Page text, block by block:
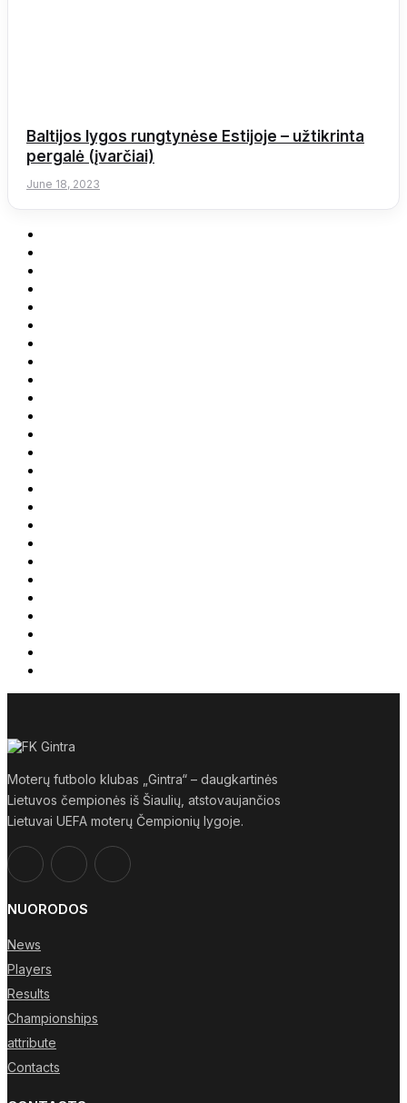
Baltijos lygos rungtynėse Estijoje – užtikrinta
pergalė (įvarčiai)
June 18, 2023
Moterų futbolo klubas „Gintra“ – daugkartinės
Lietuvos čempionės iš Šiaulių, atstovaujančios
Lietuvai UEFA moterų Čempionių lygoje.
NUORODOS
News
Players
Results
Championships
attribute
Contacts